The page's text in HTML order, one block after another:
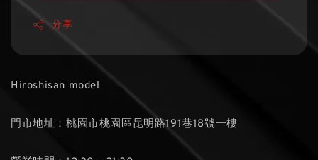
分享
Hiroshisan model
門市地址：桃園市桃園區昆明路191巷18號一樓